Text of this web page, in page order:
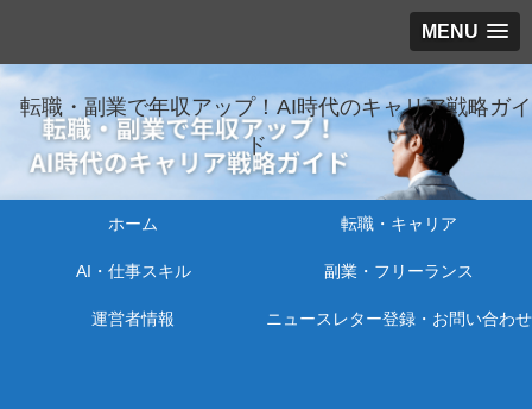
MENU
転職・副業で年収アップ！AI時代のキャリア戦略ガイ
ド
ホーム 転職・キャリア
AI・仕事スキル 副業・フリーランス
運営者情報 ニュースレター登録・お問い合わせ